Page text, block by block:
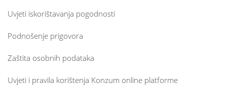
Uvjeti iskorištavanja pogodnosti
Podnošenje prigovora
Zaštita osobnih podataka
Uvjeti i pravila korištenja Konzum online platforme